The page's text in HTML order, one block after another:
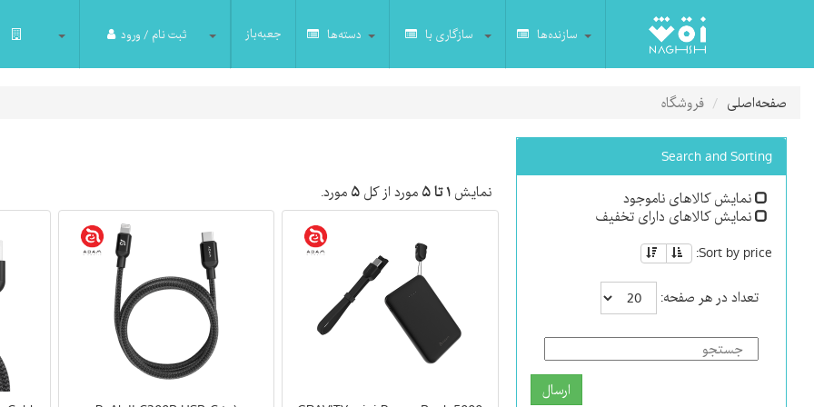
سازنده‌ها سازگاری با دسته‌ها جعبه‌باز ثبت نام / ورود
صفحه‌اصلی فروشگاه
Search and Sorting
نمایش کالاهای ناموجود
نمایش کالاهای دارای تخفیف
Sort by price:
تعداد در هر صفحه:
ارسال
نمایش۱ تا ۵ مورد از کل۵ مورد.